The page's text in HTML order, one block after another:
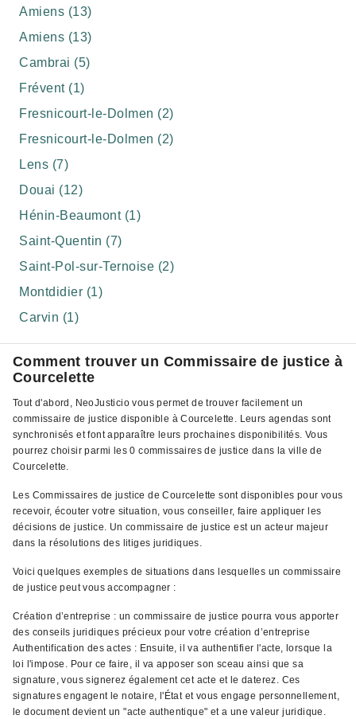
Amiens (13)
Amiens (13)
Cambrai (5)
Frévent (1)
Fresnicourt-le-Dolmen (2)
Fresnicourt-le-Dolmen (2)
Lens (7)
Douai (12)
Hénin-Beaumont (1)
Saint-Quentin (7)
Saint-Pol-sur-Ternoise (2)
Montdidier (1)
Carvin (1)
Comment trouver un Commissaire de justice à
Courcelette
Tout d'abord, NeoJusticio vous permet de trouver facilement un
commissaire de justice disponible à Courcelette. Leurs agendas sont
synchronisés et font apparaître leurs prochaines disponibilités. Vous
pourrez choisir parmi les 0 commissaires de justice dans la ville de
Courcelette.
Les Commissaires de justice de Courcelette sont disponibles pour vous
recevoir, écouter votre situation, vous conseiller, faire appliquer les
décisions de justice. Un commissaire de justice est un acteur majeur
dans la résolutions des litiges juridiques.
Voici quelques exemples de situations dans lesquelles un commissaire
de justice peut vous accompagner :
Création d’entreprise : un commissaire de justice pourra vous apporter
des conseils juridiques précieux pour votre création d’entreprise
Authentification des actes : Ensuite, il va authentifier l'acte, lorsque la
loi l'impose. Pour ce faire, il va apposer son sceau ainsi que sa
signature, vous signerez également cet acte et le daterez. Ces
signatures engagent le notaire, l'État et vous engage personnellement,
le document devient un "acte authentique" et a une valeur juridique.